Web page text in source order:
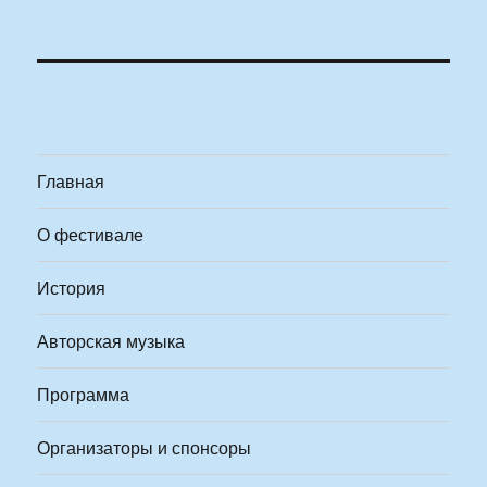
Главная
О фестивале
История
Авторская музыка
Программа
Организаторы и спонсоры